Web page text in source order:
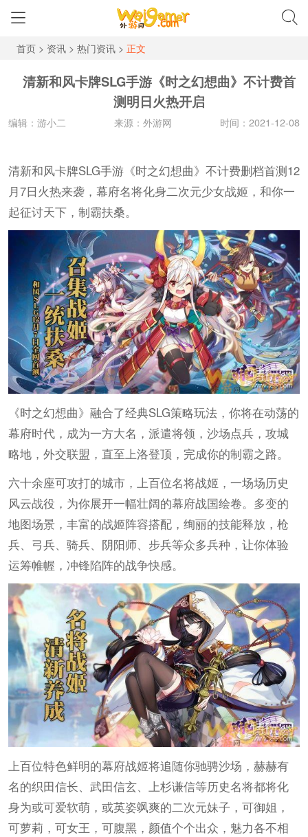
首页> 资讯> 热门资讯> 正文
清新和风卡牌SLG手游《时之幻想曲》不计费首
测明日火热开启
编辑：游小二 来源：外游网 时间：2021-12-08
清新和风卡牌SLG手游《时之幻想曲》不计费删档首测12
月7日火热来袭，幕府名将化身二次元少女战姬，和你一
起征讨天下，制霸扶桑。
《时之幻想曲》融合了经典SLG策略玩法，你将在动荡的
幕府时代，成为一方大名，派遣将领，沙场点兵，攻城
略地，外交联盟，直至上洛登顶，完成你的制霸之路。
六十余座可攻打的城市，上百位名将战姬，一场场历史
风云战役，为你展开一幅壮阔的幕府战国绘卷。多变的
地图场景，丰富的战姬阵容搭配，绚丽的技能释放，枪
兵、弓兵、骑兵、阴阳师、步兵等众多兵种，让你体验
运筹帷幄，冲锋陷阵的战争快感。
上百位特色鲜明的幕府战姬将追随你驰骋沙场，赫赫有
名的织田信长、武田信玄、上杉谦信等历史名将都将化
身为或可爱软萌，或英姿飒爽的二次元妹子，可御姐，
可萝莉，可女王，可腹黑，颜值个个出众，魅力各不相